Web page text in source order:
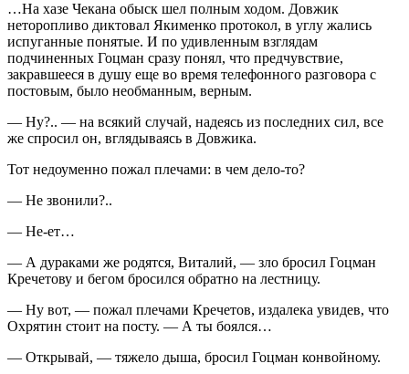
…На хазе Чекана обыск шел полным ходом. Довжик
неторопливо диктовал Якименко протокол, в углу жались
испуганные понятые. И по удивленным взглядам
подчиненных Гоцман сразу понял, что предчувствие,
закравшееся в душу еще во время телефонного разговора с
постовым, было необманным, верным.
— Ну?.. — на всякий случай, надеясь из последних сил, все
же спросил он, вглядываясь в Довжика.
Тот недоуменно пожал плечами: в чем дело-то?
— Не звонили?..
— Не-ет…
— А дураками же родятся, Виталий, — зло бросил Гоцман
Кречетову и бегом бросился обратно на лестницу.
— Ну вот, — пожал плечами Кречетов, издалека увидев, что
Охрятин стоит на посту. — А ты боялся…
— Открывай, — тяжело дыша, бросил Гоцман конвойному.